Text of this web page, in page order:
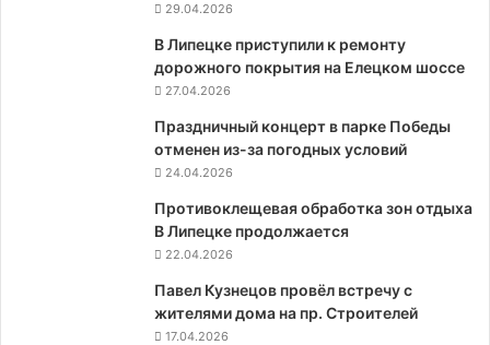
29.04.2026
В Липецке приступили к ремонту
дорожного покрытия на Елецком шоссе
27.04.2026
Праздничный концерт в парке Победы
отменен из-за погодных условий
24.04.2026
Противоклещевая обработка зон отдыха
В Липецке продолжается
22.04.2026
Павел Кузнецов провёл встречу с
жителями дома на пр. Строителей
17.04.2026